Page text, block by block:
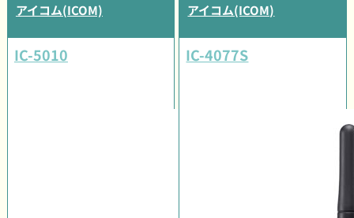
アイコム(ICOM)
IC-5010
アイコム(ICOM)
IC-4077S